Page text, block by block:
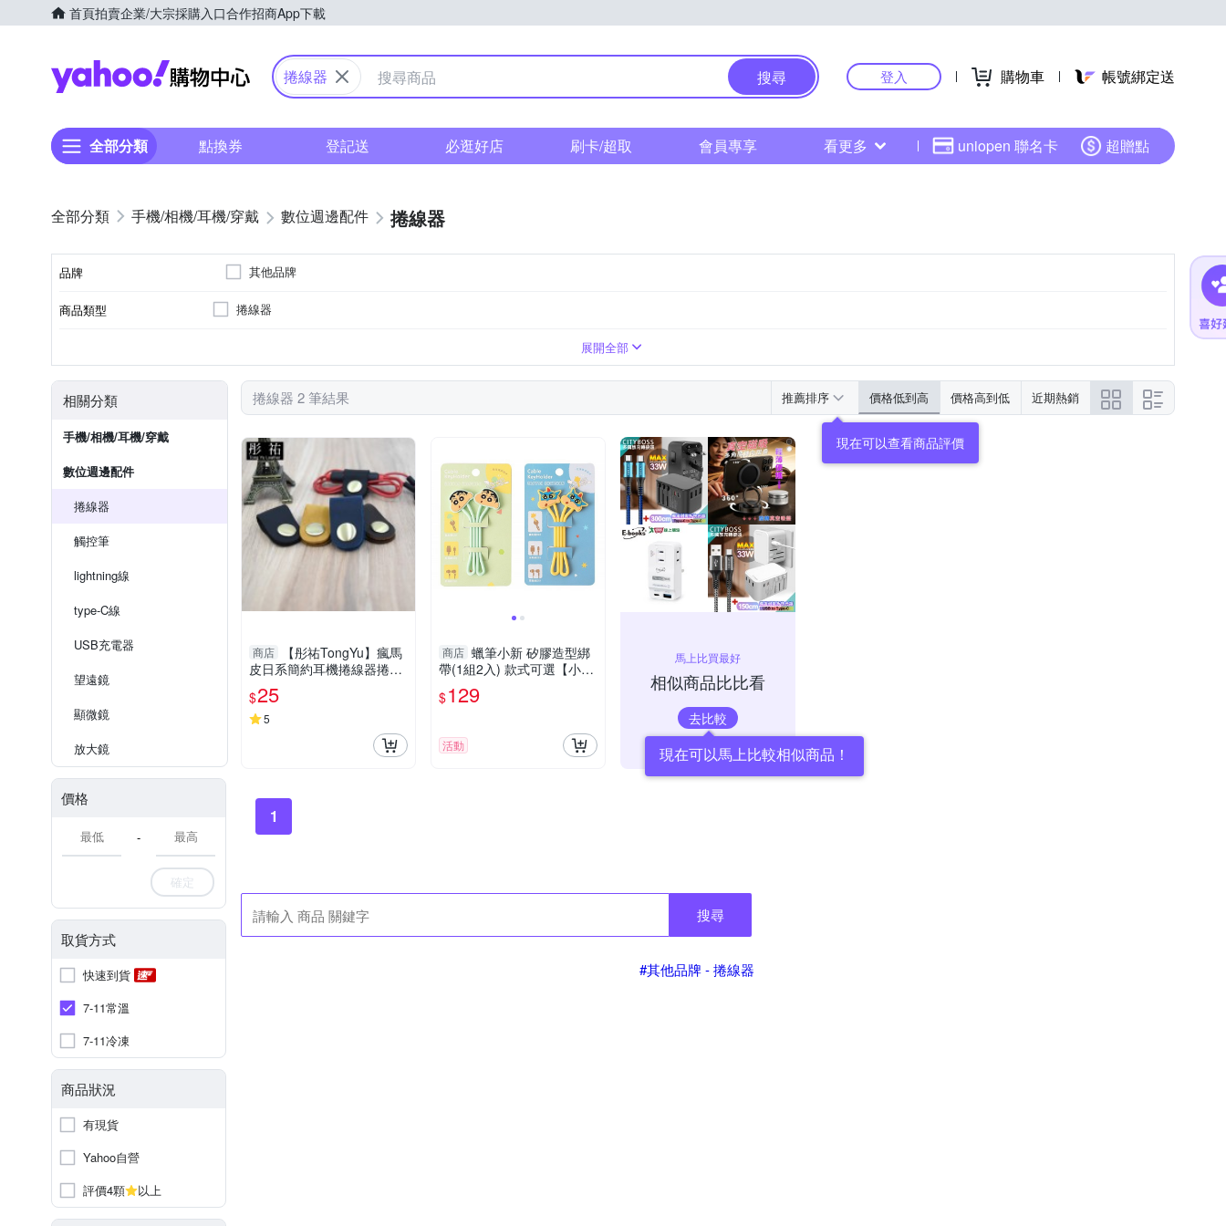
首頁拍賣企業/大宗採購入口合作招商App下載
Yahoo購物中心
捲線器 搜尋 登入 購物車 帳號綁定送
全部分類 點換券 登記送 必逛好店 刷卡/超取 會員專享 看更多 uniopen 聯名卡 超贈點
手機/相機/耳機/穿戴 數位週邊配件 捲線器
品牌 其他品牌
商品類型 捲線器
展開全部
相關分類
手機/相機/耳機/穿戴
數位週邊配件
捲線器
觸控筆
lightning線
type-C線
USB充電器
望遠鏡
顯微鏡
放大鏡
價格
-
確定
取貨方式
快速到貨
7-11常溫
7-11冷凍
商品狀況
有現貨
Yahoo自營
評價4顆
以上
捲線器 2 筆結果 推薦排序 價格低到高 價格高到低 近期熱銷
現在可以查看商品評價
商店
【彤祐TongYu】瘋馬
皮日系簡約耳機捲線器捲線
帶捲線收納帶
$25
5
商店 蠟筆小新 矽膠造型綁
帶(1組2入) 款式可選【小三
美日】
$129
活動
馬上比買最好
相似商品比比看
去比較
現在可以馬上比較相似商品！
1
搜尋
#其他品牌 - 捲線器